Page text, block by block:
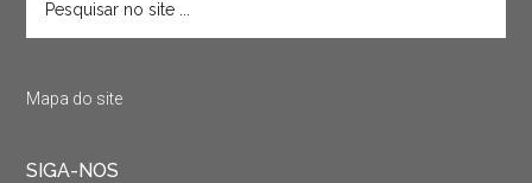
Mapa do site
SIGA-NOS